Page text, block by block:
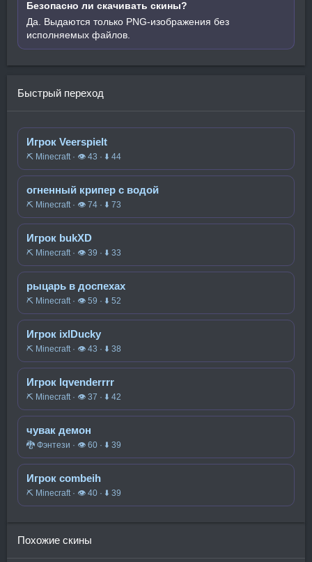
Безопасно ли скачивать скины?
Да. Выдаются только PNG-изображения без
исполняемых файлов.
Быстрый переход
Игрок Veerspielt
⛏️ Minecraft · 👁 43 · ⬇ 44
огненный крипер с водой
⛏️ Minecraft · 👁 74 · ⬇ 73
Игрок bukXD
⛏️ Minecraft · 👁 39 · ⬇ 33
рыцарь в доспехах
⛏️ Minecraft · 👁 59 · ⬇ 52
Игрок ixlDucky
⛏️ Minecraft · 👁 43 · ⬇ 38
Игрок lqvenderrrr
⛏️ Minecraft · 👁 37 · ⬇ 42
чувак демон
🐉 Фэнтези · 👁 60 · ⬇ 39
Игрок combeih
⛏️ Minecraft · 👁 40 · ⬇ 39
Похожие скины